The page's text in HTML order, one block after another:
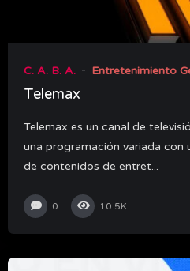
C. A. B. A. Entretenimiento
Telemax
Telemax es un canal de
una programación variada con
de contenidos de entret...
0 10.5K